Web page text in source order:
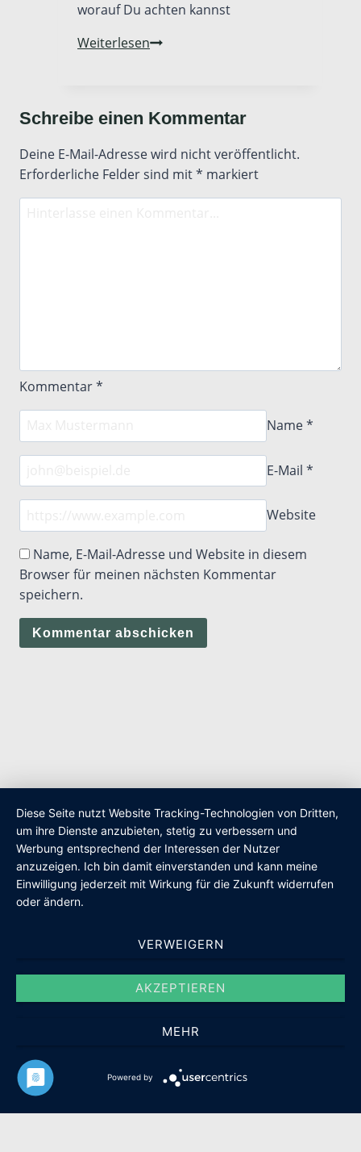
worauf Du achten kannst
WeiterlesenMit
Element
Schreibe einen Kommentar
Deine E-Mail-Adresse wird nicht veröffentlicht.
Erforderliche Felder sind mit* markiert
Kommentar*
Name*
E-Mail *
Website
Name, E-Mail-Adresse und Website in diesem
Browser für meinen nächsten Kommentar
speichern.
Kadence WP
Diese Seite nutzt Website Tracking-Technologien von Dritten,
um ihre Dienste anzubieten, stetig zu verbessern und
Werbung entsprechend der Interessen der Nutzer
anzuzeigen. Ich bin damit einverstanden und kann meine
Einwilligung jederzeit mit Wirkung für die Zukunft widerrufen
oder ändern.
VERWEIGERN
AKZEPTIEREN
MEHR
Powered by